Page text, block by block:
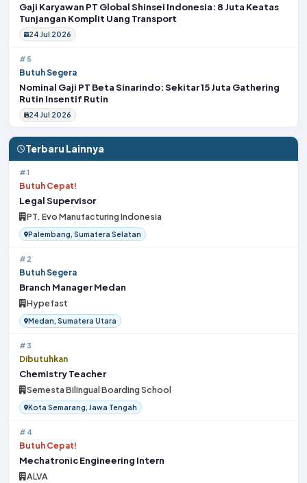
Gaji Karyawan PT Global Shinsei Indonesia: 8 Juta Keatas
Tunjangan Komplit Uang Transport
24 Jul 2026
#5
Butuh Segera
Nominal Gaji PT Beta Sinarindo: Sekitar 15 Juta Gathering
Rutin Insentif Rutin
24 Jul 2026
Terbaru Lainnya
#1
Butuh Cepat!
Legal Supervisor
PT. Evo Manufacturing Indonesia
Palembang, Sumatera Selatan
#2
Butuh Segera
Branch Manager Medan
Hypefast
Medan, Sumatera Utara
#3
Dibutuhkan
Chemistry Teacher
Semesta Bilingual Boarding School
Kota Semarang, Jawa Tengah
#4
Butuh Cepat!
Mechatronic Engineering Intern
ALVA